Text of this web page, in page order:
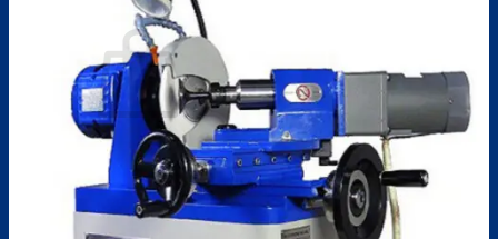
0932623575
Chưa có sản phẩm trong giỏ hàng.
Quay trở lại cửa hàng
Giỏ hàng